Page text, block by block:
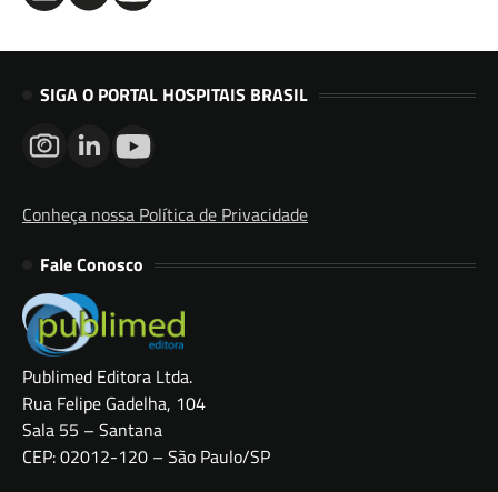
SIGA O PORTAL HOSPITAIS BRASIL
Conheça nossa Política de Privacidade
Fale Conosco
Publimed Editora Ltda.
Rua Felipe Gadelha, 104
Sala 55 – Santana
CEP: 02012-120 – São Paulo/SP